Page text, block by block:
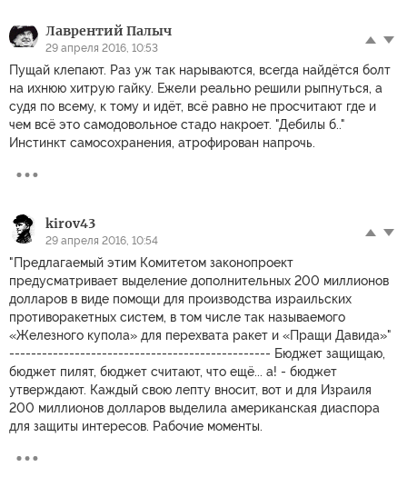
Лаврентий Палыч
29 апреля 2016, 10:53
Пущай клепают. Раз уж так нарываются, всегда найдётся болт
на ихнюю хитрую гайку. Ежели реально решили рыпнуться, а
судя по всему, к тому и идёт, всё равно не просчитают где и
чем всё это самодовольное стадо накроет. "Дебилы б.."
Инстинкт самосохранения, атрофирован напрочь.
kirov43
29 апреля 2016, 10:54
"Предлагаемый этим Комитетом законопроект
предусматривает выделение дополнительных 200 миллионов
долларов в виде помощи для производства израильских
противоракетных систем, в том числе так называемого
«Железного купола» для перехвата ракет и «Пращи Давида»"
------------------------------------------------ Бюджет защищаю,
бюджет пилят, бюджет считают, что ещё... а! - бюджет
утверждают. Каждый свою лепту вносит, вот и для Израиля
200 миллионов долларов выделила американская диаспора
для защиты интересов. Рабочие моменты.